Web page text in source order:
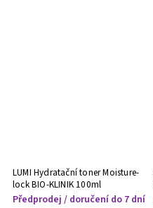
LUMI Hydratační toner Moisture-
lock BIO-KLINIK 100ml
Předprodej / doručení do 7 dní